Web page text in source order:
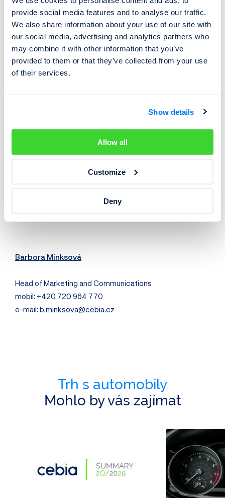
provide social media features and to analyse our traffic.
We also share information about your use of our site with
our social media, advertising and analytics partners who
may combine it with other information that you’ve
provided to them or that they’ve collected from your use
of their services.
Show details
Allow all
Customize
Deny
Historii vozidla si lze jednoduše prověřit online
na www.cebia.cz
. Stačí zadat VIN vozidla a během pár
minut lze zjistit, zda nemá auto stočený tachometr, zda
nebylo havarované či poškozené a případně k jak velké
škodě došlo a jak auto vypadalo po havárii, zda není
vyrobeno, zda nebylo provozované jako taxi nebo
auta s českým i zahraničním původem.
5 003 ojetých aut, která si v letošním roce prověřili klienti
Barbora Minksová
Head of Marketing and Communications
mobil: +420 720 964 770
e-mail: b.minksova@cebia.cz
Trh s automobily
Mohlo by vás zajímat